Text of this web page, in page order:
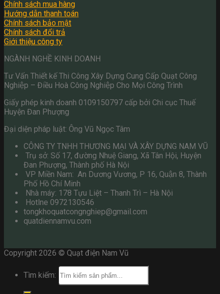
Chính sách mua hàng
Hướng dẫn thanh toán
Chính sách bảo mật
Chính sách đổi trả
Giới thiệu công ty
NGÀNH NGHỀ KINH DOANH
Tư Vấn Thiết kế Thi Công Xây Dựng Cung Cấp Quạt Công
Nghiệp – Điều Hoà Công Nghiệp Cho Mọi Công Trình
Giấy phép kinh doanh 0109150797 cấp bởi Chi cục Thuế
Huyện Đan Phượng
Đại diện pháp luật: Ông Vũ Ngọc Tâm
CÔNG TY TNHH THƯƠNG MẠI VÀ XÂY DỰNG NAM VŨ
Trụ sở: Số 17, đường Nhuệ Giang, Xã Tân Hội, Huyện
Đan Phượng, Thành phố Hà Nội
VP Miền Nam: An Dương Vương, P 16, Quận 8, Thành
Phố Hồ Chí Minh
Nhà máy: 178 Tựu Liệt – Thanh Trì – Hà Nội
Hotlne 0972130546
tongkhoquatcongnghiep@gmail.com
quatdiennamvu.com
Copyright 2026 © Quạt điện Nam Vũ
Tìm kiếm: